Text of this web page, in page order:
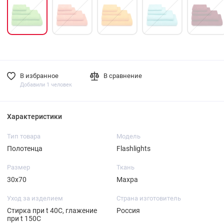
В избранное
Добавили 1 человек
В сравнение
Характеристики
Тип товара
Полотенца
Модель
Flashlights
Размер
30х70
Ткань
Махра
Уход за изделием
Стирка при t 40С, глажение
при t 150С
Страна изготовитель
Россия